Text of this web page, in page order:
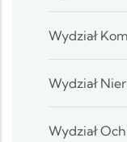
Wydział
Wydział
Wydział